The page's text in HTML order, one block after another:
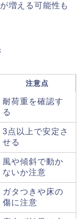
増える可能性も
注意点
耐荷重を確認す
る
3点以上で安定さ
せる
風や傾斜で動か
ないか注意
ガタつきや床の
傷に注意